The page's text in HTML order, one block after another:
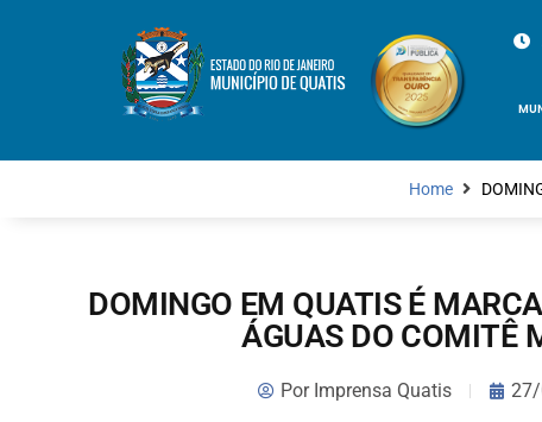
Home
DOMINGO EM QUATIS É
ÁGUAS DO COMITÊ
PorImprensa Quatis